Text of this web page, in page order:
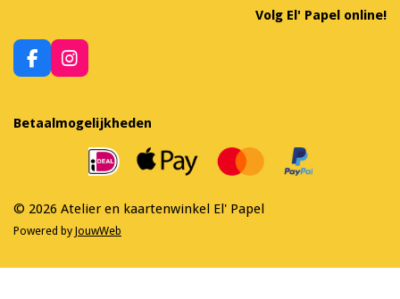
Volg El' Papel online!
F
a
e
b
I
n
a
m
Betaalmogelijkheden
© 2026 Atelier en kaartenwinkel El' Papel
Powered by JouwWeb